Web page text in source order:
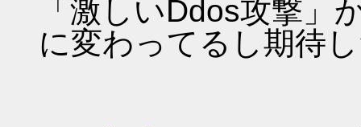
「激しいDdos攻撃」
に変わってるし期待